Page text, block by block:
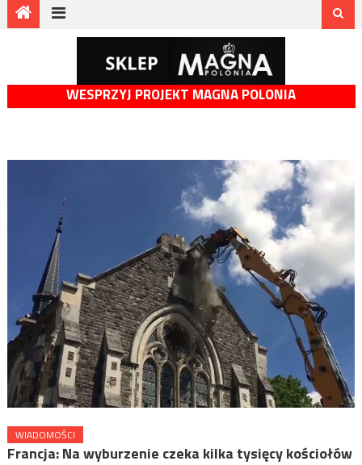
WESPRZYJ PROJEKT MAGNA POLONIA
WIADOMOŚCI
Francja: Na wyburzenie czeka kilka tysięcy kościołów